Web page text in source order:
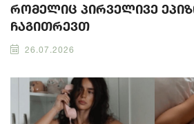
რომელიც პირველივე
ჩაგითრევთ
26.07.2026